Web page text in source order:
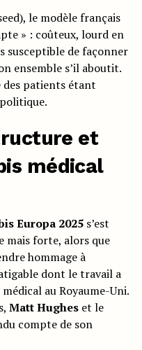
le modèle français
» : coûteux, lourd en
susceptible de façonner
ensemble s’il aboutit.
des patients étant
et
médical
Europa 2025s’est
mais forte, alors que
hommage à
dont le travail a
au Royaume-Uni.
Matt Hugheset le
compte de son